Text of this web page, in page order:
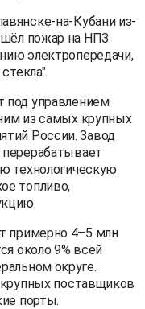
на-Кубани из-
пожар на НПЗ.
электропередачи,
под управлением
из самых крупных
России. Завод
технологическую
топливо,
примерно 4–5 млн
около 9% всей
округе.
поставщиков
порты.